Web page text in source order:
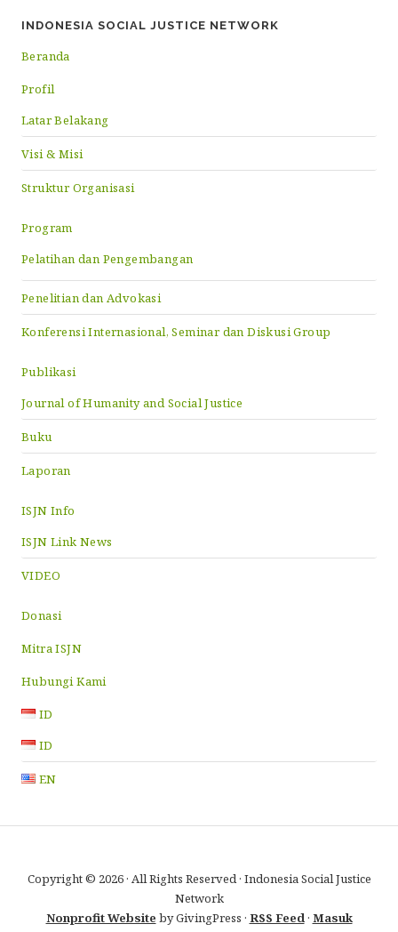
INDONESIA SOCIAL JUSTICE NETWORK
Beranda
Profil
Latar Belakang
Visi & Misi
Struktur Organisasi
Program
Pelatihan dan Pengembangan
Penelitian dan Advokasi
Konferensi Internasional, Seminar dan Diskusi Group
Publikasi
Journal of Humanity and Social Justice
Buku
Laporan
ISJN Info
ISJN Link News
VIDEO
Donasi
Mitra ISJN
Hubungi Kami
ID
ID
EN
Copyright © 2026 · All Rights Reserved · Indonesia Social Justice
Network
Nonprofit Website by GivingPress · RSS Feed· Masuk